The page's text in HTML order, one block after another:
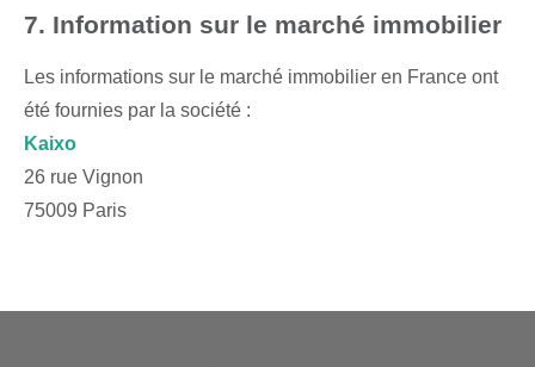
7. Information sur le marché immobilier
Les informations sur le marché immobilier en France ont
été fournies par la société :
Kaixo
26 rue Vignon
75009 Paris